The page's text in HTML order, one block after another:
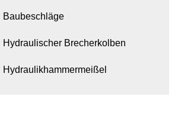
Baubeschläge
Hydraulischer Brecherkolben
Hydraulikhammermeißel